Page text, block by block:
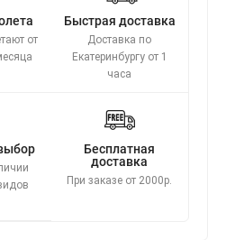
от
Быстрая доставка
Доставка по
Екатеринбургу от 1
часа
Бесплатная
доставка
При заказе от 2000р.